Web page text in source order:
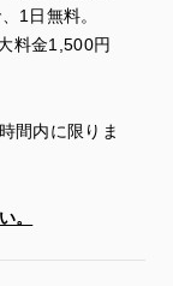
1 日無料。
料金1 ,500円
間内に限りま
。